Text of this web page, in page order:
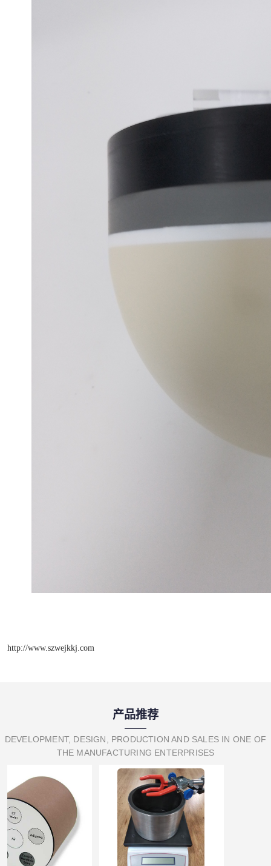
http://www.szwejkkj.com
产品推荐
DEVELOPMENT, DESIGN, PRODUCTION AND SALES IN ONE OF
THE MANUFACTURING ENTERPRISES